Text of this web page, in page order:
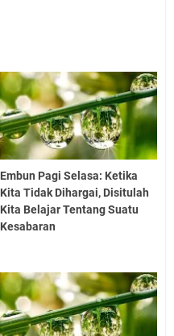
Embun Pagi Selasa: Ketika
Kita Tidak Dihargai, Disitulah
Kita Belajar Tentang Suatu
Kesabaran